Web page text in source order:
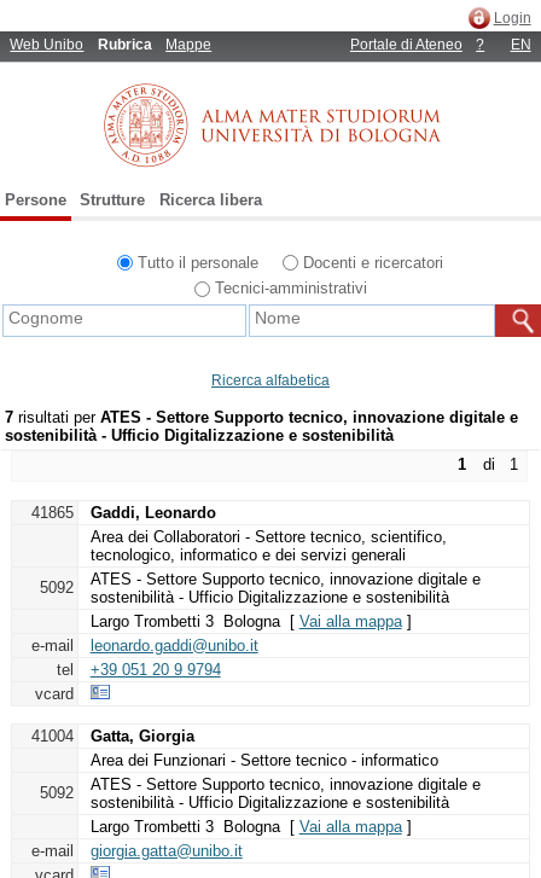
Web Unibo Rubrica Mappe
Login
Portale di Ateneo
? EN
Persone Strutture Ricerca libera
Tutto il personale
Docenti e ricercatori
Tecnici-amministrativi
Ricerca alfabetica
7 risultati perATES - Settore Supporto tecnico, innovazione digitale e
sostenibilità - Ufficio Digitalizzazione e sostenibilità
1
di 1
41865
Gaddi, Leonardo
Area dei Collaboratori - Settore tecnico, scientifico,
tecnologico, informatico e dei servizi generali
5092
ATES - Settore Supporto tecnico, innovazione digitale e
sostenibilità - Ufficio Digitalizzazione e sostenibilità
Largo Trombetti 3 Bologna [ Vai alla mappa]
e-mail
leonardo.gaddi@unibo.it
tel
+39 051 20 9 9794
vcard
41004
Gatta, Giorgia
Area dei Funzionari - Settore tecnico - informatico
5092
ATES - Settore Supporto tecnico, innovazione digitale e
sostenibilità - Ufficio Digitalizzazione e sostenibilità
Largo Trombetti 3 Bologna [ Vai alla mappa]
e-mail
giorgia.gatta@unibo.it